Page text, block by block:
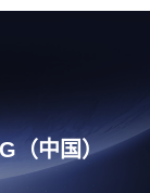
（中国）